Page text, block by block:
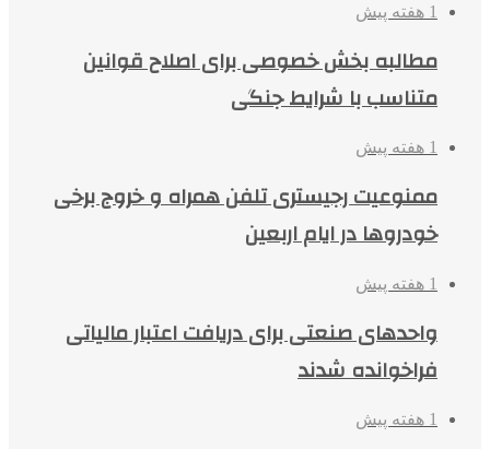
1 هفته پیش
مطالبه بخش خصوصی برای اصلاح قوانین
متناسب با شرایط جنگی
1 هفته پیش
ممنوعیت رجیستری تلفن همراه و خروج برخی
خودروها در ایام اربعین
1 هفته پیش
واحدهای صنعتی برای دریافت اعتبار مالیاتی
فراخوانده شدند
1 هفته پیش